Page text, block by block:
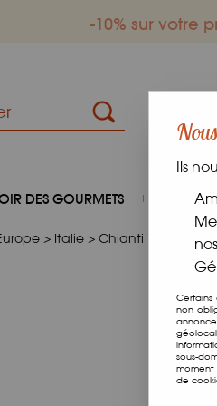
-10% sur votre
DES GOURMETS COIN
> Italie > Chianti 75cl
Ils
Certains
non
sous-
moment
de